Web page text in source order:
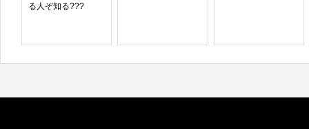
る人ぞ知る???